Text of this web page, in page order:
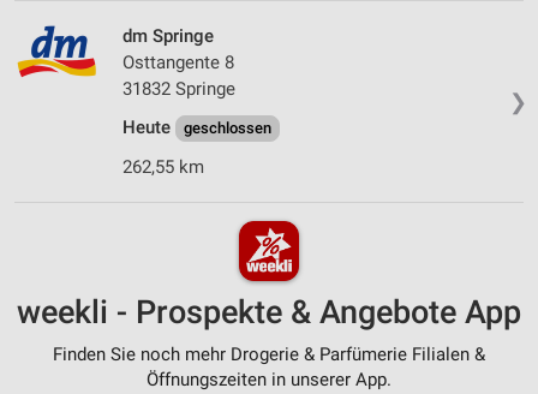
❯
dm Springe
Osttangente 8
31832 Springe
Heute
geschlossen
262,55 km
weekli - Prospekte & Angebote App
Finden Sie noch mehr Drogerie & Parfümerie Filialen &
Öffnungszeiten in unserer App.